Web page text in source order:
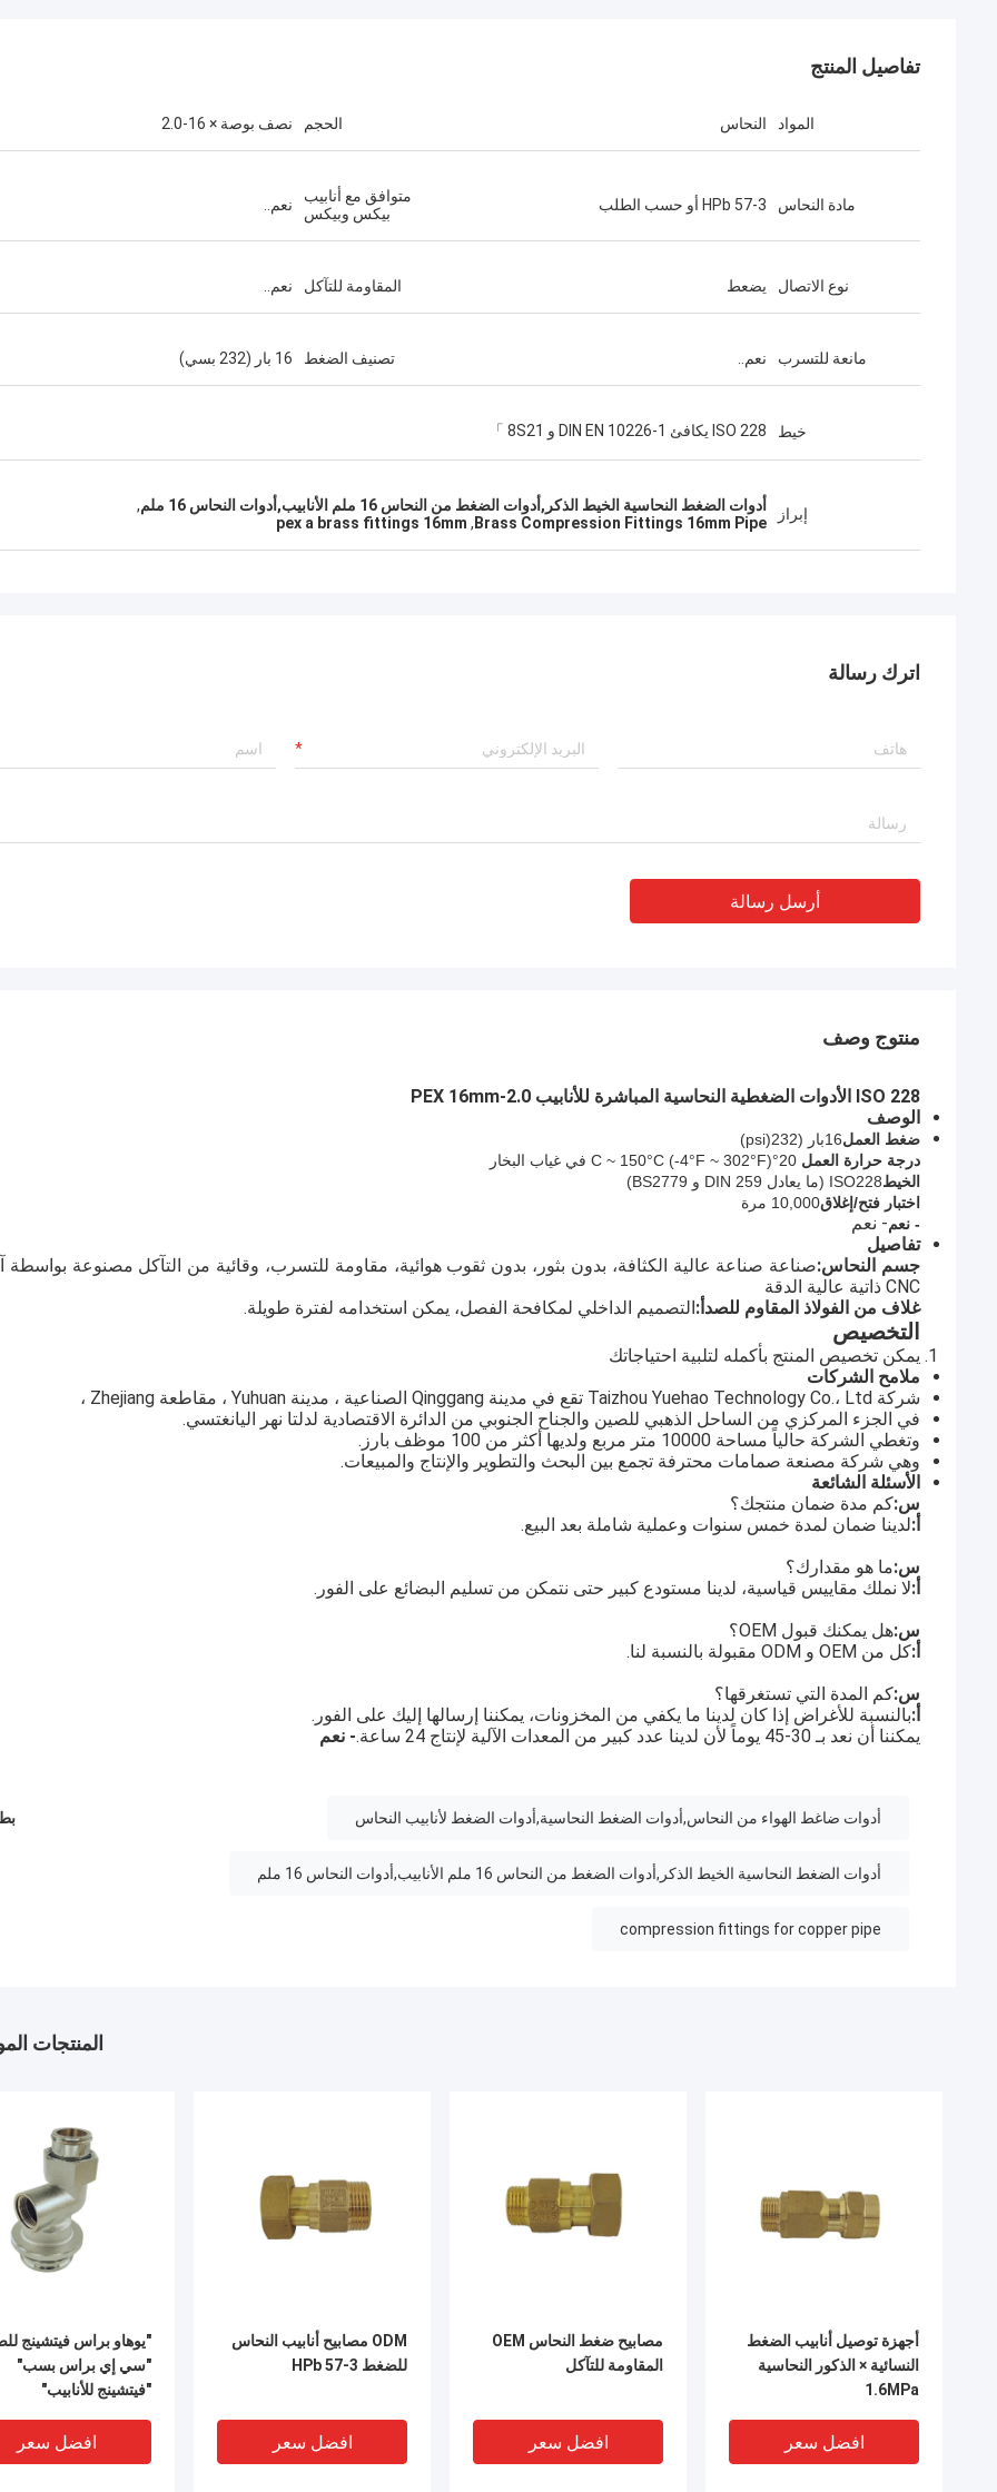
تفاصيل المنتج
المواد النحاس الحجم نصف بوصة × 16-2.0
مادة النحاس HPb 57-3 أو حسب الطلب
متوافق مع أنابيب
بيكس وبيكس
نعم..
نوع الاتصال يضعط المقاومة للتآكل نعم..
مانعة للتسرب نعم.. تصنيف الضغط 16 بار (232 بسي)
خيط ISO 228 يكافئ DIN EN 10226-1 و 8S21 」
إبراز أدوات الضغط النحاسية الخيط الذكر,أدوات الضغط من النحاس 16 ملم الأنابيب,أدوات النحاس 16 ملم
,
Brass Compression Fittings 16mm Pipe
,
pex a brass fittings 16mm
اترك رسالة
أرسل رسالة
منتوج وصف
ISO 228 الأدوات الضغطية النحاسية المباشرة للأنابيب PEX 16mm-2.0
الوصف
ضغط العمل16بار ( 232
(psi)
درجة حرارة العمل 20°C ~ 150°C (-4°F ~ 302°F) في غياب البخار
الخيطISO228 (ما يعادل DIN 259 و BS2779)
اختبار فتح/إغلاق10,000 مرة
- نعم- نعم
تفاصيل
جسم النحاس:صناعة صناعة عالية الكثافة، بدون بثور، بدون ثقوب هوائية، مقاومة للتسرب، وقائية من التآكل مصنوعة بواسطة
CNC ذاتية عالية الدقة
غلاف من الفولاذ المقاوم للصدأ:التصميم الداخلي لمكافحة الفصل، يمكن استخدامه لفترة طويلة.
التخصيص
يمكن تخصيص المنتج بأكمله لتلبية احتياجاتك
ملامح الشركات
شركة Taizhou Yuehao Technology Co.، Ltd تقع في مدينة Qinggang الصناعية ، مدينة Yuhuan ، مقاطعة Zhejiang ،
في الجزء المركزي من الساحل الذهبي للصين والجناح الجنوبي من الدائرة الاقتصادية لدلتا نهر اليانغتسي.
وتغطي الشركة حالياً مساحة 10000 متر مربع ولديها أكثر من 100 موظف بارز.
وهي شركة مصنعة صمامات محترفة تجمع بين البحث والتطوير والإنتاج والمبيعات.
الأسئلة الشائعة
س:كم مدة ضمان منتجك؟
أ:لدينا ضمان لمدة خمس سنوات وعملية شاملة بعد البيع.
س:ما هو مقدارك؟
أ:لا نملك مقاييس قياسية، لدينا مستودع كبير حتى نتمكن من تسليم البضائع على الفور.
س:هل يمكنك قبول OEM؟
أ:كل من OEM و ODM مقبولة بالنسبة لنا.
س:كم المدة التي تستغرقها؟
أ:بالنسبة للأغراض إذا كان لدينا ما يكفي من المخزونات، يمكننا إرسالها إليك على الفور.
يمكننا أن نعد بـ 30-45 يوماً لأن لدينا عدد كبير من المعدات الآلية لإنتاج 24 ساعة.
- نعم
أدوات ضاغط الهواء من النحاس,أدوات الضغط النحاسية,أدوات الضغط لأنابيب النحاس
أدوات الضغط النحاسية الخيط الذكر,أدوات الضغط من النحاس 16 ملم الأنابيب,أدوات النحاس 16 ملم
compression fittings for copper pipe
المنتجات
"يوهاو براس فيتشينج
"سي إي براس بسب"
"فيتشينج للأنابيب"
افضل سعر
ODM مصابيح أنابيب النحاس
للضغط HPb 57-3
افضل سعر
مصابيح ضغط النحاس OEM
المقاومة للتآكل
افضل سعر
أجهزة توصيل أنابيب الضغط
النسائية × الذكور النحاسية
1.6MPa
افضل سعر